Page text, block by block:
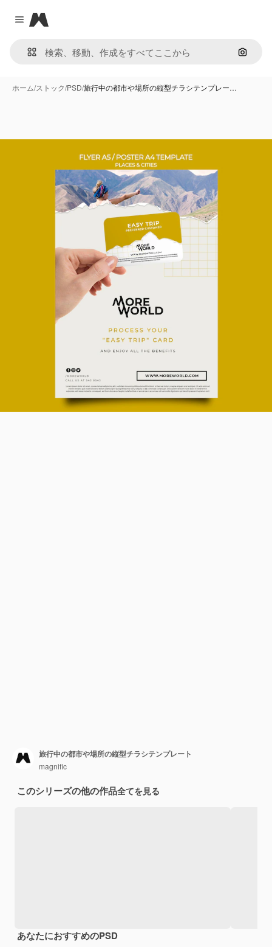
Close menu
Magnific
画像で
ホーム/ストック/PSD/旅行中の都市や場所の縦型チラシテンプレー…
旅行中の都市や場所の縦型チラシテンプレート
magnific
このシリーズの他の作品全てを見る
あなたにおすすめのPSD